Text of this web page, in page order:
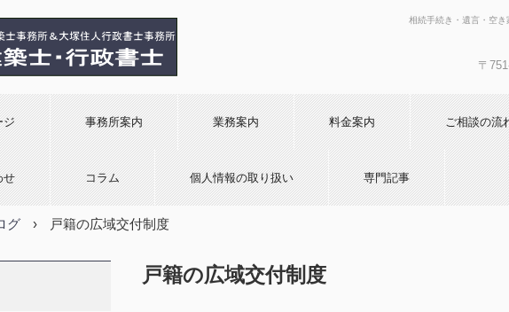
相続手続き・遺言・空
〒
ジ 事務所案内 業務案内 料金案内 ご相談の流
せ コラム 個人情報の取り扱い 専門記事
グ › 戸籍の広域交付制度
戸籍の広域交付制度